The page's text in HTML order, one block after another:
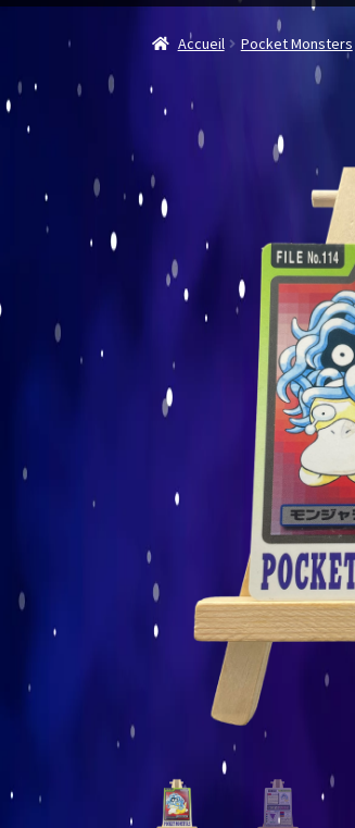
Accueil Pocket Monsters